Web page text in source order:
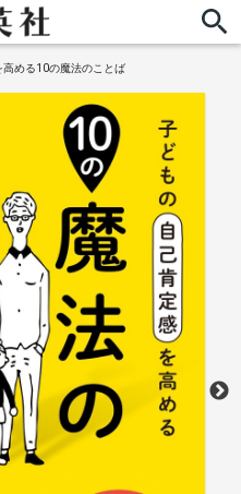
める10の魔法のことば